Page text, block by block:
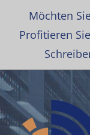
Möchten
Profitieren